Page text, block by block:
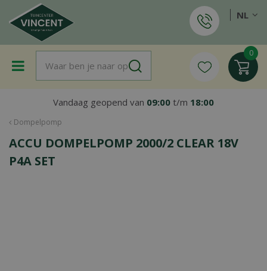
a
Dompelpomp
Vandaag geopend van 09:00 t/m 18:00
NL
ACCU DOMPELPOMP 2000/2 CLEAR 18V
P4A SET